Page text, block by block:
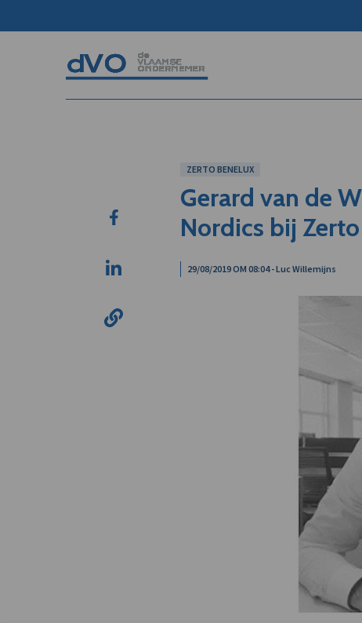
ZERTO BENELUX
Gerard van de
Nordics bij Zerto
29/08/2019 OM 08:04 - Luc Willemijns